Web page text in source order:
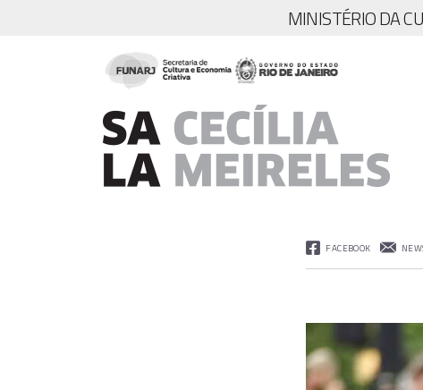
MINISTÉRIO DA
FACEBOOK